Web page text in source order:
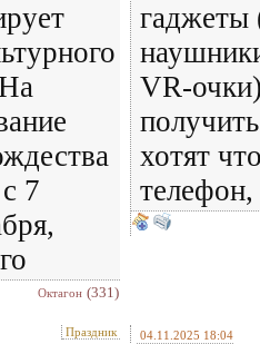
7
Октагон (331)
гаджеты
VR-
хотят
Праздник 04.11.2025 18:04